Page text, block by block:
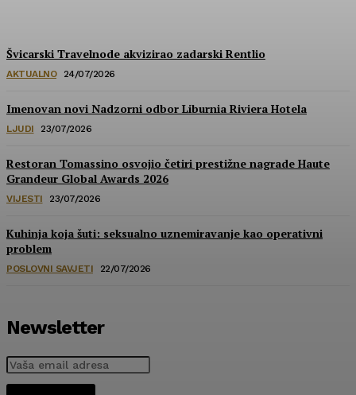
Švicarski Travelnode akvizirao zadarski Rentlio
AKTUALNO 24/07/2026
Imenovan novi Nadzorni odbor Liburnia Riviera Hotela
LJUDI 23/07/2026
Restoran Tomassino osvojio četiri prestižne nagrade Haute
Grandeur Global Awards 2026
VIJESTI 23/07/2026
Kuhinja koja šuti: seksualno uznemiravanje kao operativni
problem
POSLOVNI SAVJETI 22/07/2026
Newsletter